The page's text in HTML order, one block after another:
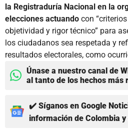
la Registraduría Nacional en la
elecciones actuando con
objetividad y rigor técnico” para
los ciudadanos sea respetada y
resultados electorales, como
Únase a nuestro canal de
al tanto de los hechos más
✔️ Síganos en Google
información de Colombia y